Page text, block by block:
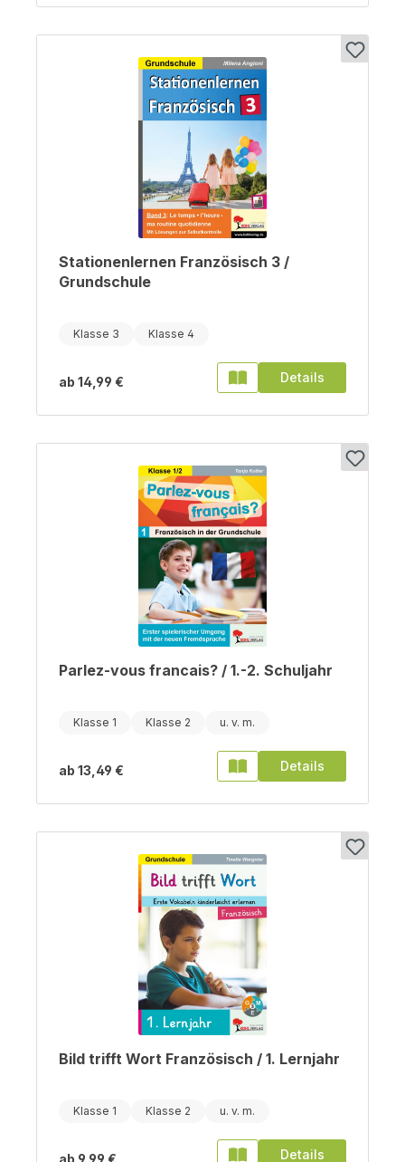
Stationenlernen Französisch 3 /
Grundschule
Klasse 3 Klasse 4
ab 14,99 € Details
Parlez-vous francais? / 1.-2. Schuljahr
Klasse 1 Klasse 2
ab 13,49 € Details
Bild trifft Wort Französisch / 1. Lernjahr
Klasse 1 Klasse 2
ab 9,99 € Details